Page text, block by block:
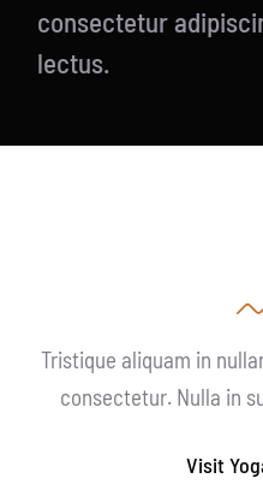
consectetur
lectus.
Tristique aliquam in
consectetur. Nulla in
Visit